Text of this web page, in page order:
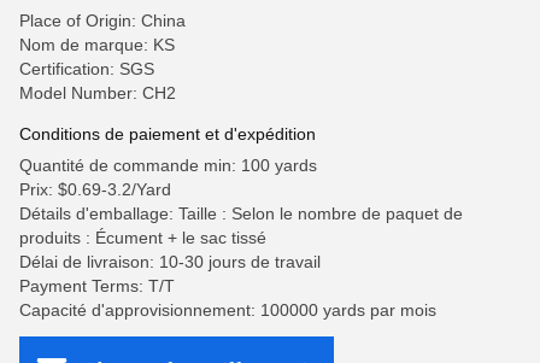
Place of Origin: China
Nom de marque: KS
Certification: SGS
Model Number: CH2
Conditions de paiement et d'expédition
Quantité de commande min: 100 yards
Prix: $0.69-3.2/Yard
Détails d'emballage: Taille : Selon le nombre de paquet de
produits : Écument + le sac tissé
Délai de livraison: 10-30 jours de travail
Payment Terms: T/T
Capacité d'approvisionnement: 100000 yards par mois